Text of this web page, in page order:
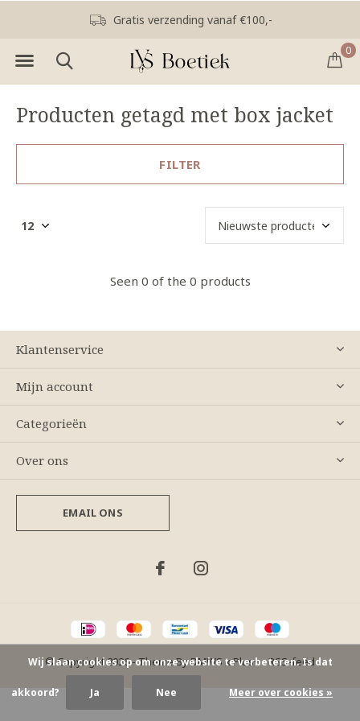
0
Gratis verzending vanaf €100,-
Producten getagd met box jacket
FILTER
Seen 0 of the 0 products
Klantenservice
Mijn account
Categorieën
Over ons
EMAIL ONS
© Copyright2026- Theme ByDMWS xPlus+-RSS-feed
Wij slaan cookies op om onze website te verbeteren. Is dat
akkoord? Ja Nee Meer over cookies »